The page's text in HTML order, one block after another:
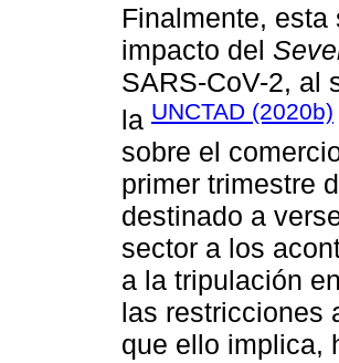
Finalmente,
impacto del
SARS-CoV-2, al
la UNCTAD (2020b)
sobre el
primer trimestre
destinado a
sector a los
a la tripulación
las restricciones
que ello implica,